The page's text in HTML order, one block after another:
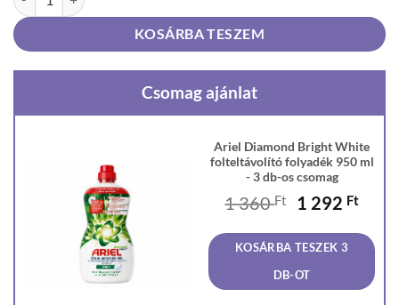
KOSÁRBA TESZEM
Csomag ajánlat
Ariel Diamond Bright White
folteltávolító folyadék 950 ml
- 3 db-os csomag
1 360Ft
Original
was:
1
360 Ft.
1 292 Ft
is:
292
KOSÁRBA TESZEK 3
DB-OT